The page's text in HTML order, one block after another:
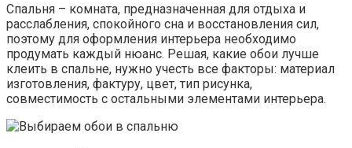
Спальня – комната, предназначенная для отдыха и
расслабления, спокойного сна и восстановления сил,
поэтому для оформления интерьера необходимо
продумать каждый нюанс. Решая, какие обои лучше
клеить в спальне, нужно учесть все факторы: материал
изготовления, фактуру, цвет, тип рисунка,
совместимость с остальными элементами интерьера.